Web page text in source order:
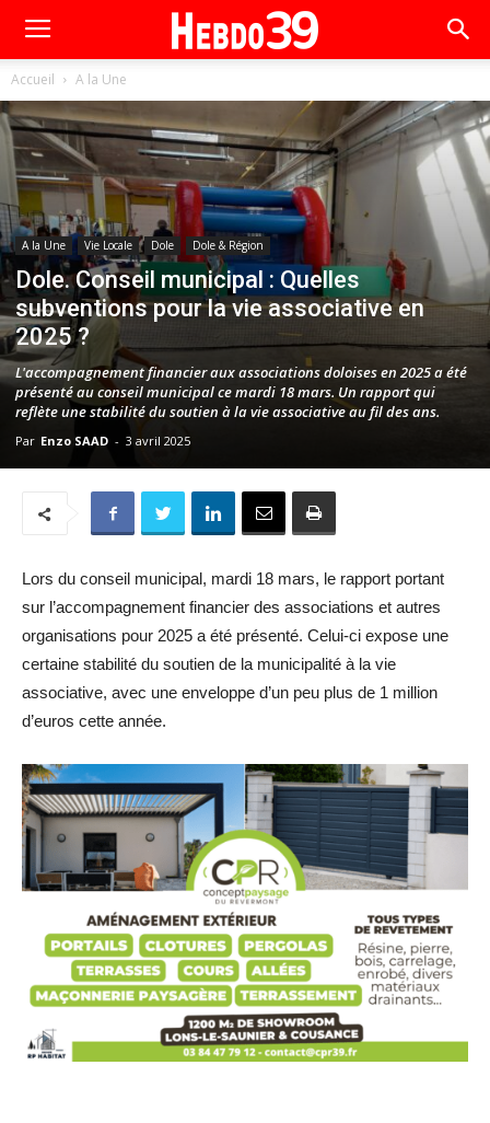
Accueil A la Une
A la Une Vie Locale Dole Dole & Région
Dole. Conseil municipal : Quelles
subventions pour la vie associative en
2025 ?
L'accompagnement financier aux associations doloises en 2025 a été
présenté au conseil municipal ce mardi 18 mars. Un rapport qui
reflète une stabilité du soutien à la vie associative au fil des ans.
Par Enzo SAAD - 3 avril 2025
Lors du conseil municipal, mardi 18 mars, le rapport portant
sur l’accompagnement financier des associations et autres
organisations pour 2025 a été présenté. Celui-ci expose une
certaine stabilité du soutien de la municipalité à la vie
associative, avec une enveloppe d’un peu plus de 1 million
d’euros cette année.